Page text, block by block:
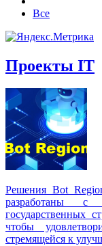
Все
Проекты IT
Решения Вot
разработаны с
государственных
чтобы
стремящейся к